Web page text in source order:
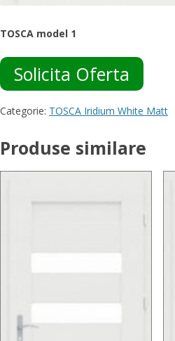
TOSCA model 1
Solicita Oferta
Categorie: TOSCA Iridium White Matt
Produse similare